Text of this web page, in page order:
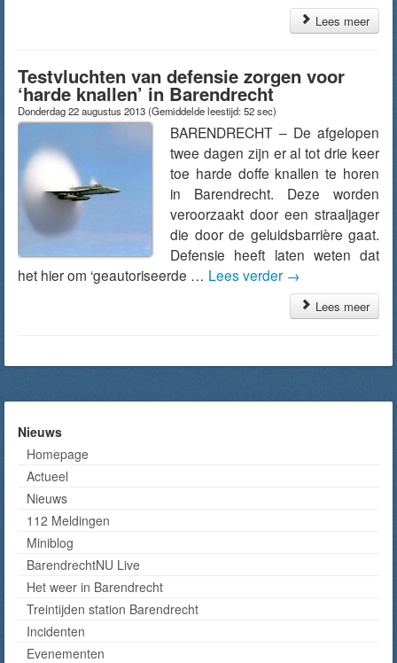
Lees meer
Testvluchten van defensie zorgen voor
‘harde knallen’ in Barendrecht
Donderdag 22 augustus 2013(Gemiddelde leestijd: 52 sec)
BARENDRECHT – De afgelopen
twee dagen zijn er al tot drie keer
toe harde doffe knallen te horen
in Barendrecht. Deze worden
veroorzaakt door een straaljager
die door de geluidsbarrière gaat.
Defensie heeft laten weten dat
het hier om ‘geautoriseerde … Lees verder →
Lees meer
Nieuws
Homepage
Actueel
Nieuws
112 Meldingen
Miniblog
BarendrechtNU Live
Het weer in Barendrecht
Treintijden station Barendrecht
Incidenten
Evenementen